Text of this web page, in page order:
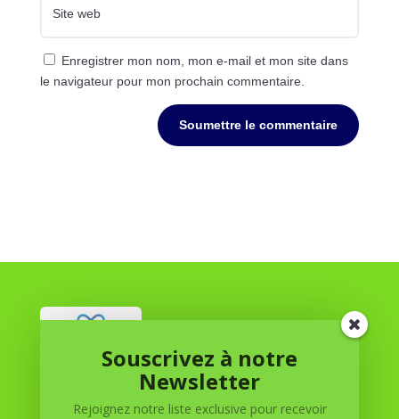
Enregistrer mon nom, mon e-mail et mon site dans
le navigateur pour mon prochain commentaire.
Soumettre le commentaire
Souscrivez à notre
Newsletter
Rejoignez notre liste exclusive pour recevoir